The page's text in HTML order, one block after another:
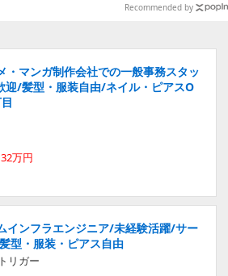
Recommended by
・マンガ制作会社での一般事務スタッ
迎/髪型・服装自由/ネイル・ピアスO
万円
インフラエンジニア/未経験活躍/サー
型・服装・ピアス自由
リガー